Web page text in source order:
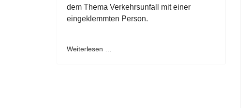
dem Thema Verkehrsunfall mit einer
eingeklemmten Person.
Weiterlesen …